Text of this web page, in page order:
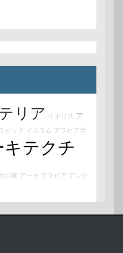
リア イギリス ア
ビック イスラム アラビア半
キテクチ
の家 アーチ アラビア アンテ